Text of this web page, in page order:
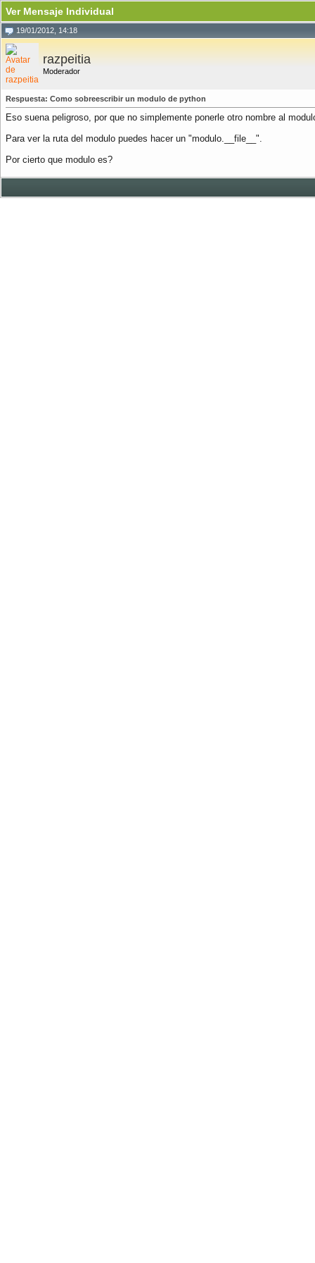
Ver Mensaje Individual
19/01/2012, 14:18
razpeitia
Moderador
Respuesta: Como sobreescribir un modulo de python
Eso suena peligroso, por que no simplemente ponerle otro nombre al
Para ver la ruta del modulo puedes hacer un "modulo.__file__".
Por cierto que modulo es?